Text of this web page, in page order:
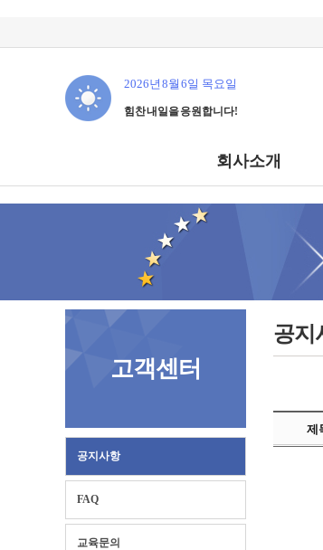
2026년 8월 6일 목요일
힘찬 내일을 응원합니다!
회사소개
고객센터
공지사항
FAQ
교육문의
공지
제